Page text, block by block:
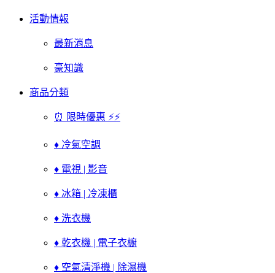
活動情報
最新消息
豪知識
商品分類
⏰ 限時優惠 ⚡⚡
♦ 冷氣空調
♦ 電視 | 影音
♦ 冰箱 | 冷凍櫃
♦ 洗衣機
♦ 乾衣機 | 電子衣櫥
♦ 空氣清淨機 | 除濕機